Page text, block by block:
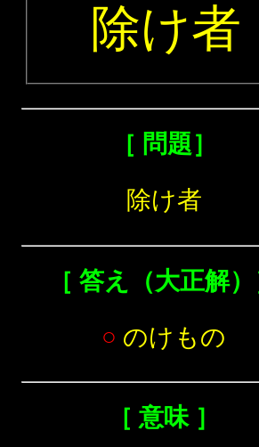
除け者
［ 問題］
除け者
［ 答え（大正解）
○ のけもの
［ 意味 ］